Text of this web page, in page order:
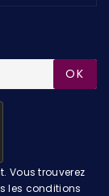
OK
Vous trouverez
les conditions